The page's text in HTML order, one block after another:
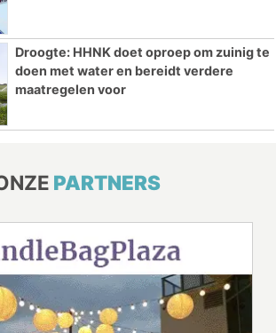
Droogte: HHNK doet oproep om zuinig te
doen met water en bereidt verdere
maatregelen voor
PARTNERS